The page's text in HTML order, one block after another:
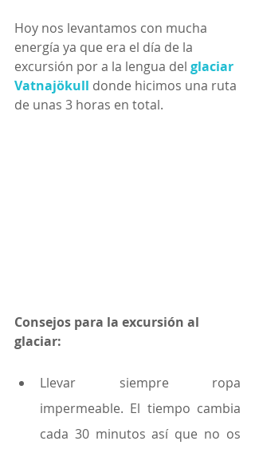
Hoy nos levantamos con mucha
energía ya que era el día de la
excursión por a la lengua del glaciar
Vatnajökull donde hicimos una ruta
de unas 3 horas en total.
Consejos para la excursión al
glaciar:
Llevar siempre ropa
impermeable. El tiempo cambia
cada 30 minutos así que no os